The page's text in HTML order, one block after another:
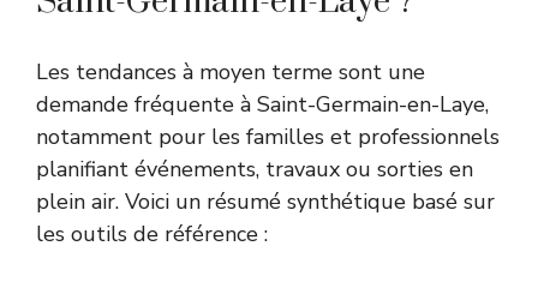
Les tendances à moyen terme sont une
demande fréquente à Saint-Germain-en-Laye,
notamment pour les familles et professionnels
planifiant événements, travaux ou sorties en
plein air. Voici un résumé synthétique basé sur
les outils de référence :